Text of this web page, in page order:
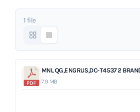
1 file
MNL QG,ENGRUS,DC-T4537 2
7.9 MB